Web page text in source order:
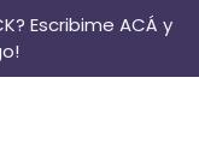
Escribime ACÁ y